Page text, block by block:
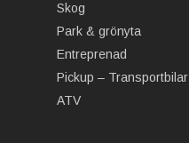
Skog
Park & grönyta
Entreprenad
Pickup – Transportbilar
ATV